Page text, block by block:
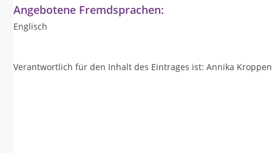
Angebotene Fremdsprachen:
Englisch
Verantwortlich für den Inhalt des Eintrages ist: Annika Kroppen